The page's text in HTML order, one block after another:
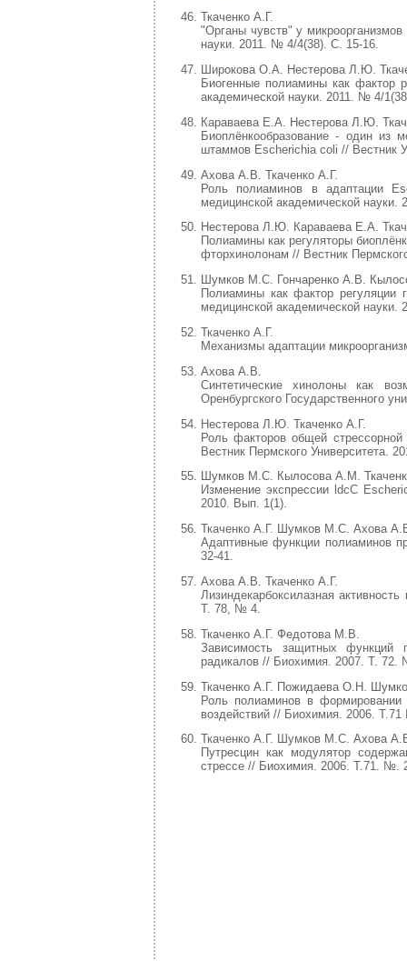
Ткаченко А.Г.
"Органы чувств" у
науки. 2011. № 4/4(38). С. 15-16.
Широкова О.А. Нестерова Л.Ю.
Биогенные полиамины как фактор
академической науки. 2011. № 4/
Караваева Е.А. Нестерова Л.Ю.
Биоплёнкообразование - один из
штаммов Escherichia coli // Вестник
Ахова А.В. Ткаченко А.Г.
Роль полиаминов в адаптации
медицинской академической
Нестерова Л.Ю. Караваева Е.А.
Полиамины как регуляторы
фторхинолонам // Вестник
Шумков М.С. Гончаренко А.В.
Полиамины как фактор регуляции
медицинской академической
Ткаченко А.Г.
Механизмы адаптации
Ахова А.В.
Синтетические хинолоны как
Оренбургского Государственного
Нестерова Л.Ю. Ткаченко А.Г.
Роль факторов общей
Вестник Пермского Университета.
Шумков М.С. Кылосова А.М.
Изменение экспрессии ldcC
2010. Вып. 1(1).
Ткаченко А.Г. Шумков М.С. Ахова
Адаптивные функции полиаминов
32-41.
Ахова А.В. Ткаченко А.Г.
Лизиндекарбоксилазная
Т. 78, № 4.
Ткаченко А.Г. Федотова М.В.
Зависимость защитных функций
радикалов // Биохимия. 2007. Т. 72.
Ткаченко А.Г. Пожидаева О.Н.
Роль полиаминов в формировании
воздействий // Биохимия. 2006.
Ткаченко А.Г. Шумков М.С. Ахова
Путресцин как модулятор
стрессе // Биохимия. 2006. Т.71. №.